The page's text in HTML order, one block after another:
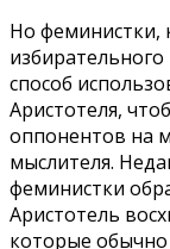
Но феминистки,
способ
Аристотеля,
оппонентов на
мыслителя.
феминистки
Аристотель
которые